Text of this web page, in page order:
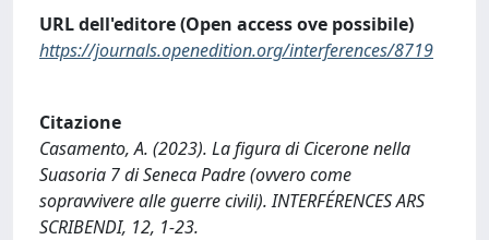
URL dell'editore (Open access ove possibile)
https://journals.openedition.org/interferences/8719
Citazione
Casamento, A. (2023). La figura di Cicerone nella
Suasoria 7 di Seneca Padre (ovvero come
sopravvivere alle guerre civili). INTERFÉRENCES ARS
SCRIBENDI, 12, 1-23.